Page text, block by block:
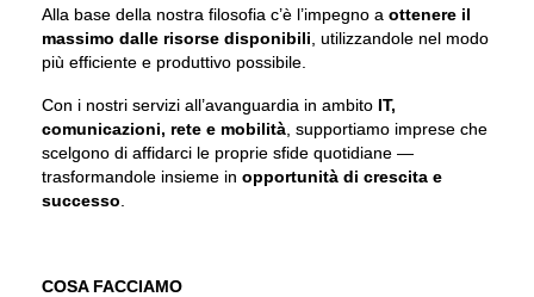
Alla base della nostra filosofia c’è l’impegno a ottenere il
massimo dalle risorse disponibili , utilizzandole nel modo
più efficiente e produttivo possibile.
Con i nostri servizi all’avanguardia in ambito IT,
comunicazioni, rete e mobilità , supportiamo imprese che
scelgono di affidarci le proprie sfide quotidiane —
trasformandole insieme in opportunità di crescita e
successo
COSA FACCIAMO